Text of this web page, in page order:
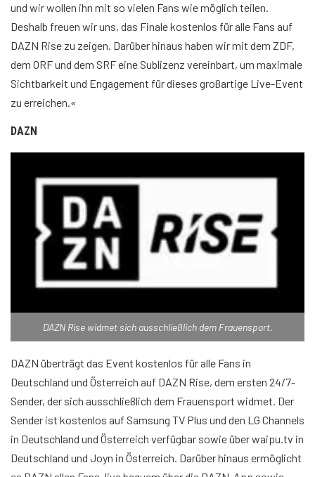
und wir wollen ihn mit so vielen Fans wie möglich teilen.
Deshalb freuen wir uns, das Finale kostenlos für alle Fans auf
DAZN Rise zu zeigen. Darüber hinaus haben wir mit dem ZDF,
dem ORF und dem SRF eine Sublizenz vereinbart, um maximale
Sichtbarkeit und Engagement für dieses großartige Live-Event
zu erreichen.«
DAZN
DAZN Rise widmet sich ausschließlich dem Frauensport.
DAZN überträgt das Event kostenlos für alle Fans in
Deutschland und Österreich auf DAZN Rise, dem ersten 24/7-
Sender, der sich ausschließlich dem Frauensport widmet. Der
Sender ist kostenlos auf Samsung TV Plus und den LG Channels
in Deutschland und Österreich verfügbar sowie über waipu.tv in
Deutschland und Joyn in Österreich. Darüber hinaus ermöglicht